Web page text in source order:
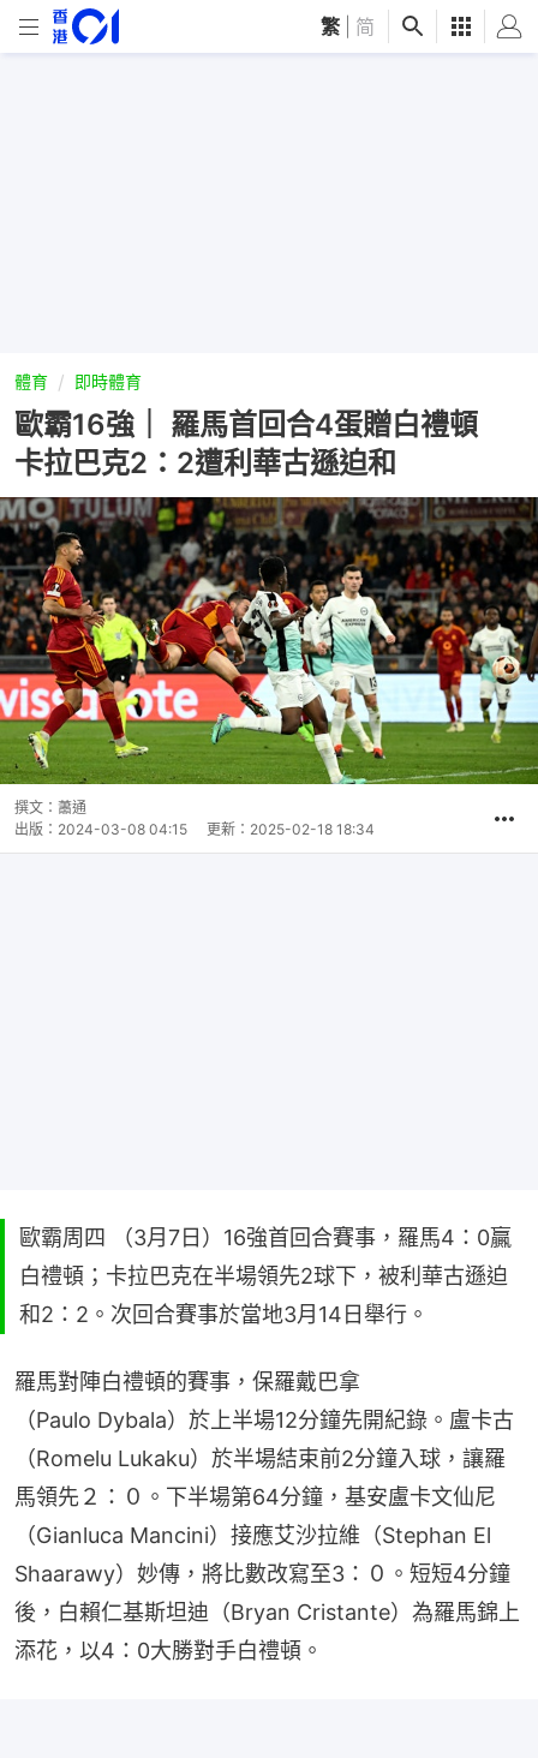
繁 简
體育 即時體育
歐霸16強｜ 羅馬首回合4蛋贈白禮頓
卡拉巴克2：2遭利華古遜迫和
撰文： 蕭通
出版： 2024-03-08 04:15 更新： 2025-02-18 18:34
歐霸周四 （3月7日）16強首回合賽事，羅馬4：0贏
白禮頓；卡拉巴克在半場領先2球下，被利華古遜迫
和2：2。次回合賽事於當地3月14日舉行。
羅馬對陣白禮頓的賽事，保羅戴巴拿
（Paulo Dybala）於上半場12分鐘先開紀錄。盧卡古
（Romelu Lukaku）於半場結束前2分鐘入球，讓羅
馬領先２：０。下半場第64分鐘，基安盧卡文仙尼
（Gianluca Mancini）接應艾沙拉維（Stephan El
Shaarawy）妙傳，將比數改寫至3：０。短短4分鐘
後，白賴仁基斯坦迪（Bryan Cristante）為羅馬錦上
添花，以4：0大勝對手白禮頓。